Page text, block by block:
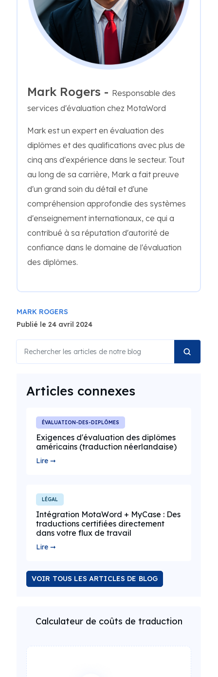
Mark Rogers - Responsable des
services d'évaluation chez MotaWord
Mark est un expert en évaluation des
diplômes et des qualifications avec plus de
cinq ans d'expérience dans le secteur. Tout
au long de sa carrière, Mark a fait preuve
d'un grand soin du détail et d'une
compréhension approfondie des systèmes
d'enseignement internationaux, ce qui a
contribué à sa réputation d'autorité de
confiance dans le domaine de l'évaluation
des diplômes.
MARK ROGERS
Publié le 24 avril 2024
Articles connexes
ÉVALUATION-DES-DIPLÔMES
Exigences d'évaluation des diplômes
américains (traduction néerlandaise)
Lire ➞
LÉGAL
Intégration MotaWord + MyCase : Des
traductions certifiées directement
dans votre flux de travail
Lire ➞
VOIR TOUS LES ARTICLES DE BLOG
Calculateur de coûts de traduction